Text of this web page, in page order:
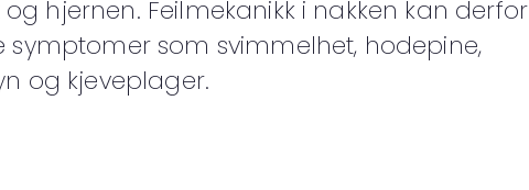
hjernen. Feilmekanikk i nakken kan derfor
symptomer som svimmelhet, hodepine,
og kjeveplager.